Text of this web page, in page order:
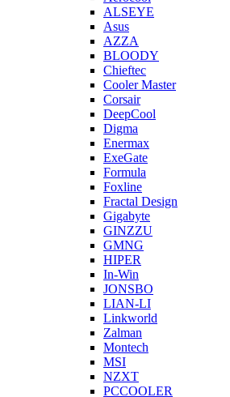
ALSEYE
Asus
AZZA
BLOODY
Chieftec
Cooler Master
Corsair
DeepCool
Digma
Enermax
ExeGate
Formula
Foxline
Fractal Design
Gigabyte
GINZZU
GMNG
HIPER
In-Win
JONSBO
LIAN-LI
Linkworld
Zalman
Montech
MSI
NZXT
PCCOOLER